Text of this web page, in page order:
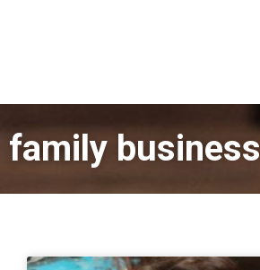
family business